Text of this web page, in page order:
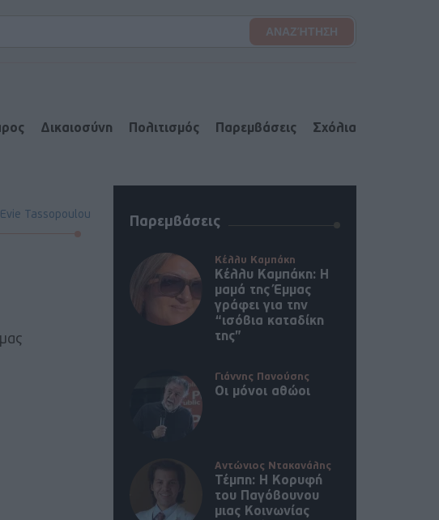
Δικαιοσύνη Πολιτισμός Παρεμβάσεις Σχόλια
Evie Tassopoulou Παρεμβάσεις
Κέλλυ Καμπάκη
Κέλλυ Καμπάκη: Η
μαμά της Έμμας
γράφει για την
“ισόβια καταδίκη
της”
Γιάννης Πανούσης
Οι μόνοι αθώοι
Αντώνιος Ντακανάλης
Τέμπη: Η Κορυφή
του Παγόβουνου
μιας Κοινωνίας